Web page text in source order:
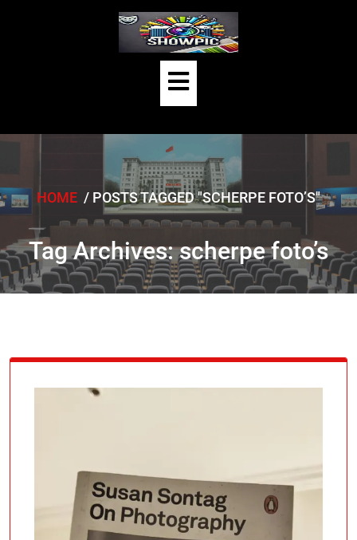
Open
Button
HOME / POSTS TAGGED "SCHERPE FOTO’S"
Tag Archives: scherpe foto’s